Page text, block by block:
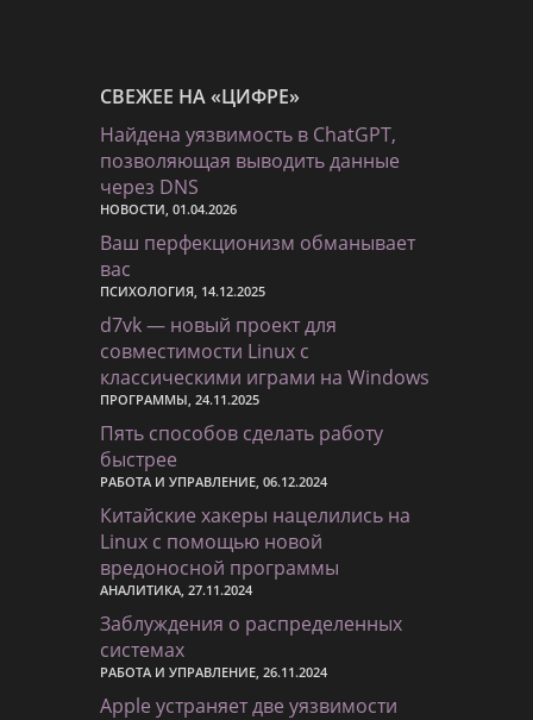
СВЕЖЕЕ НА «ЦИФРЕ»
Найдена уязвимость в ChatGPT,
позволяющая выводить данные
через DNS
НОВОСТИ, 01.04.2026
Ваш перфекционизм обманывает
вас
ПСИХОЛОГИЯ, 14.12.2025
d7vk — новый проект для
совместимости Linux с
классическими играми на Windows
ПРОГРАММЫ, 24.11.2025
Пять способов сделать работу
быстрее
РАБОТА И УПРАВЛЕНИЕ, 06.12.2024
Китайские хакеры нацелились на
Linux с помощью новой
вредоносной программы
АНАЛИТИКА, 27.11.2024
Заблуждения о распределенных
системах
РАБОТА И УПРАВЛЕНИЕ, 26.11.2024
Apple устраняет две уязвимости